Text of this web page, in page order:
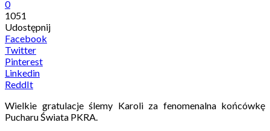
0
1051
Udostępnij
Facebook
Twitter
Pinterest
Linkedin
ReddIt
Wielkie gratulacje ślemy Karoli za fenomenalna końcówkę
Pucharu Świata PKRA.